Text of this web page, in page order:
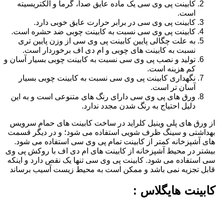
کابینت پی وی سی یک ماده عایق صدا، گرما و الکتریسیته
است.
کابینت پی وی سی در برابر حرارت عایق خوبی دارد.
کابینت پی وی سی نسبت به کابینت چوبی ضد حشره است.
به علت چگالی پایین کابینت پی وی سی از وزن پایین تری
نسبت به کابینت های چوبی و ام دی اف برخوردار است.
تولید و نصب پی وی سی نسبت به کابینت چوبی بسیار آسان و
کم هزینه است.
نگهداری کابینت پی وی سی نسبت به کابینت چوبی بسیار
آسان تر است.
ورق های پی وی سی دارای رنگ های متنوعی است و به این
دلیل احتیاج به رنگ شدن مجدد ندارد.
از ورق های پلی وینیل کلراید در ساخت کابینت های حمام سرویس
بهداشتی و سینگ ظرف شویی استفاده می شود؛ و در دیگر قسمت
های آشپزخانه کمتر از کابینت تمام پی وی سی استفاده می شود.
بیشتر در محیط آشپزخانه از کابینت های ام دی اف با روکش پی وی
سی استفاده می شود. کابینت پی وی سی تنها یک نقص دارد و اینکه
قابل تجزیه نمی باشد و ممکن است به محیط زیست آسیب برساند
کابینت هایگلاس :